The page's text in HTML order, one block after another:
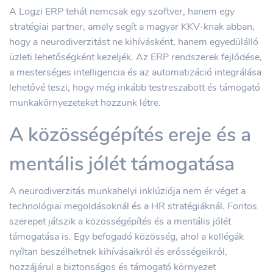
A Logzi ERP tehát nemcsak egy szoftver, hanem egy
stratégiai partner, amely segít a magyar KKV-knak abban,
hogy a neurodiverzitást ne kihívásként, hanem egyedülálló
üzleti lehetőségként kezeljék. Az ERP rendszerek fejlődése,
a mesterséges intelligencia és az automatizáció integrálása
lehetővé teszi, hogy még inkább testreszabott és támogató
munkakörnyezeteket hozzunk létre.
A közösségépítés ereje és a
mentális jólét támogatása
A neurodiverzitás munkahelyi inklúziója nem ér véget a
technológiai megoldásoknál és a HR stratégiáknál. Fontos
szerepet játszik a közösségépítés és a mentális jólét
támogatása is. Egy befogadó közösség, ahol a kollégák
nyíltan beszélhetnek kihívásaikról és erősségeikről,
hozzájárul a biztonságos és támogató környezet